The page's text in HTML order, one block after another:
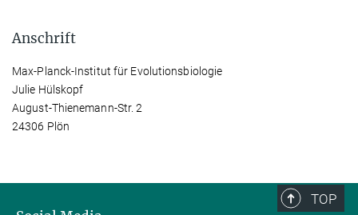
Anschrift
Max-Planck-Institut für Evolutionsbiologie
Julie Hülskopf
August-Thienemann-Str. 2
24306 Plön
TOP